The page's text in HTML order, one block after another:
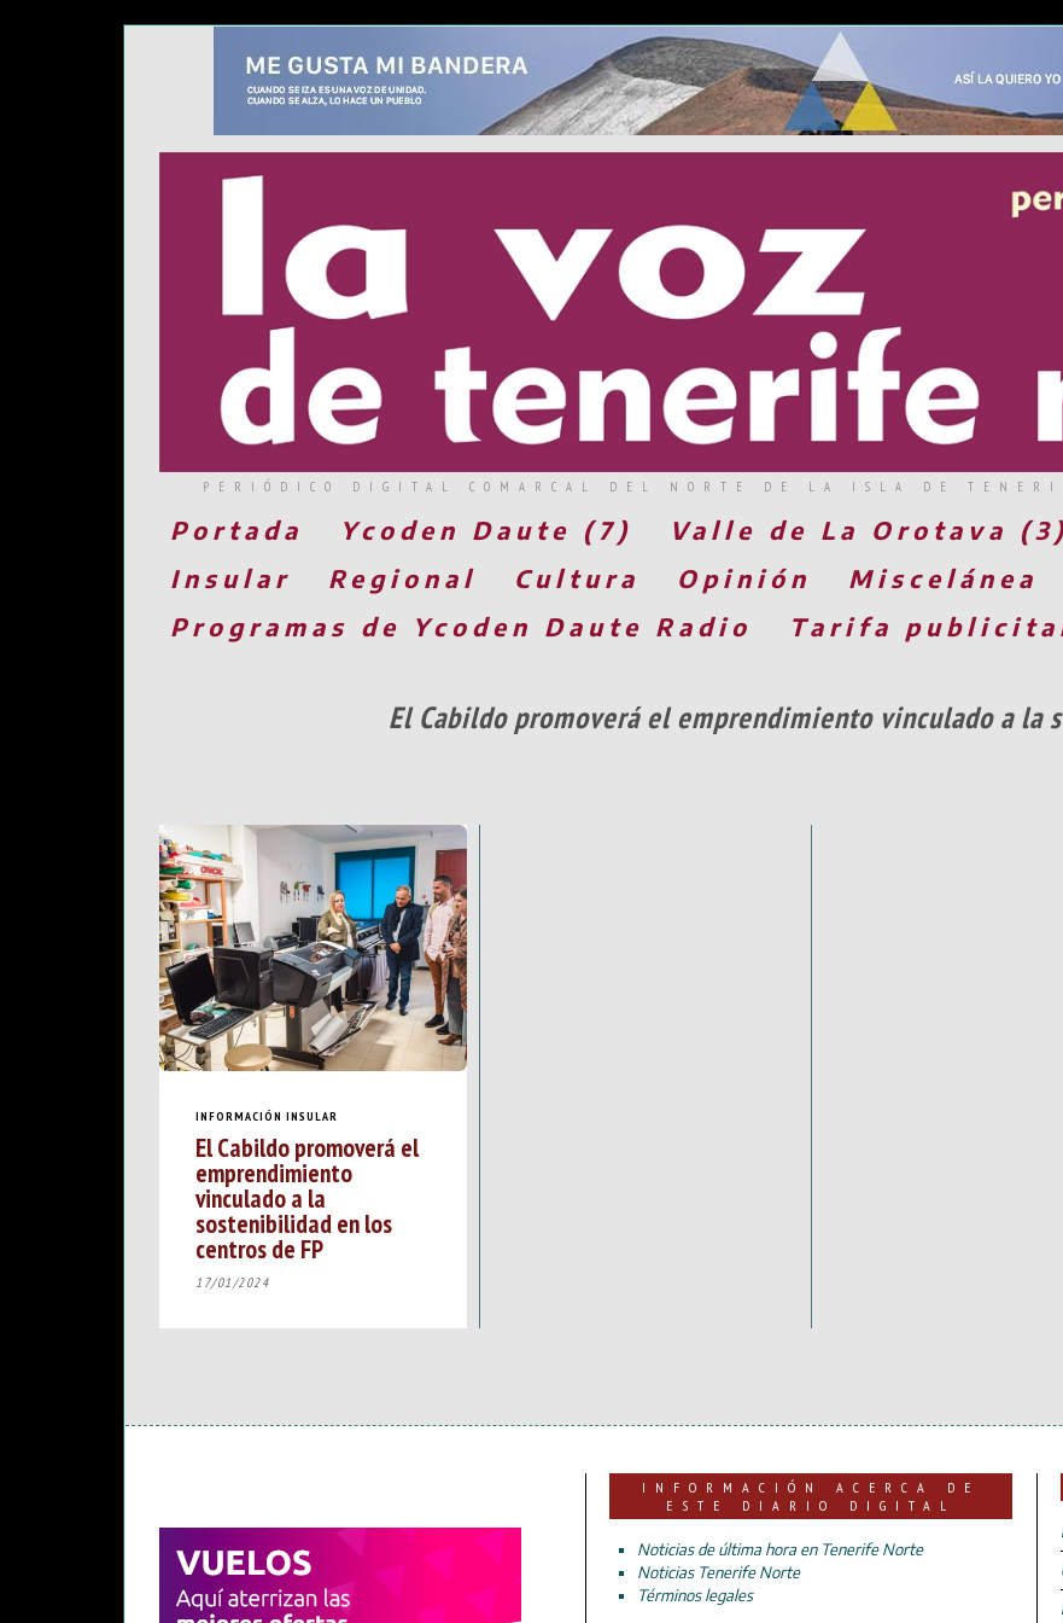
PERIÓDICO DIGITAL COMARCAL DEL NORTE DE LA ISLA DE
Portada Ycoden Daute (7) Valle de La Orotava
Insular
Regional Cultura Opinión
Miscelánea
Programas de Ycoden Daute Radio
Tarifa
El Cabildo promoverá el emprendimiento vinculado a la
INFORMACIÓN INSULAR
El Cabildo promoverá el
emprendimiento
vinculado a la
sostenibilidad en los
centros de FP
17/01/2024
INFORMACIÓN ACERCA DE
ESTE DIARIO DIGITAL
Noticias de última hora en Tenerife Norte
Noticias Tenerife Norte
Términos legales